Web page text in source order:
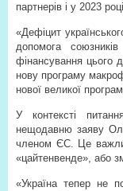
партнерів і у 2023
«Дефіцит
допомога
фінансування цього
нову програму
нової великої
У контексті
нещодавню заяву
членом ЄС. Це
«цайтенвенде», або
«Україна тепер не